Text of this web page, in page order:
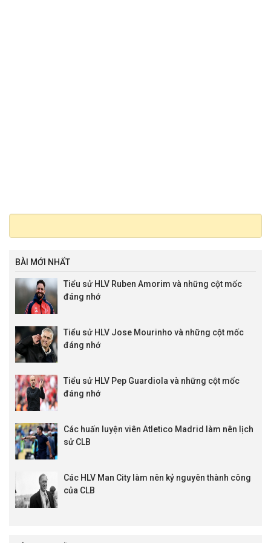
BÀI MỚI NHẤT
Tiểu sử HLV Ruben Amorim và những cột mốc
đáng nhớ
Tiểu sử HLV Jose Mourinho và những cột mốc
đáng nhớ
Tiểu sử HLV Pep Guardiola và những cột mốc
đáng nhớ
Các huấn luyện viên Atletico Madrid làm nên lịch
sử CLB
Các HLV Man City làm nên kỷ nguyên thành công
của CLB